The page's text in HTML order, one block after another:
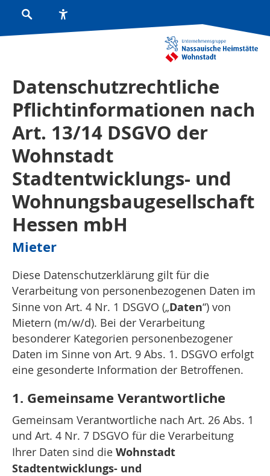
Datenschutzrechtliche
Pflichtinformationen nach
Art. 13/14 DSGVO der
Wohnstadt
Stadtentwicklungs- und
Wohnungsbaugesellschaft
Hessen mbH
Mieter
Diese Datenschutzerklärung gilt für die
Verarbeitung von personenbezogenen Daten im
Sinne von Art. 4 Nr. 1 DSGVO („Daten“) von
Mietern (m/w/d). Bei der Verarbeitung
besonderer Kategorien personenbezogener
Daten im Sinne von Art. 9 Abs. 1. DSGVO erfolgt
eine gesonderte Information der Betroffenen.
1. Gemeinsame Verantwortliche
Gemeinsam Verantwortliche nach Art. 26 Abs. 1
und Art. 4 Nr. 7 DSGVO für die Verarbeitung
Ihrer Daten sind die Wohnstadt
Stadtentwicklungs- und